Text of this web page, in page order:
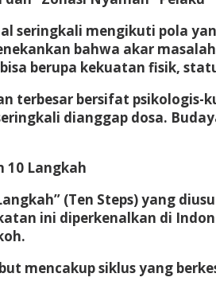
seringkali mengikuti pola
bahwa akar
berupa kekuatan fisik,
terbesar bersifat
dianggap dosa.
10 Langkah
(Ten Steps) yang
ini diperkenalkan di
mencakup siklus yang